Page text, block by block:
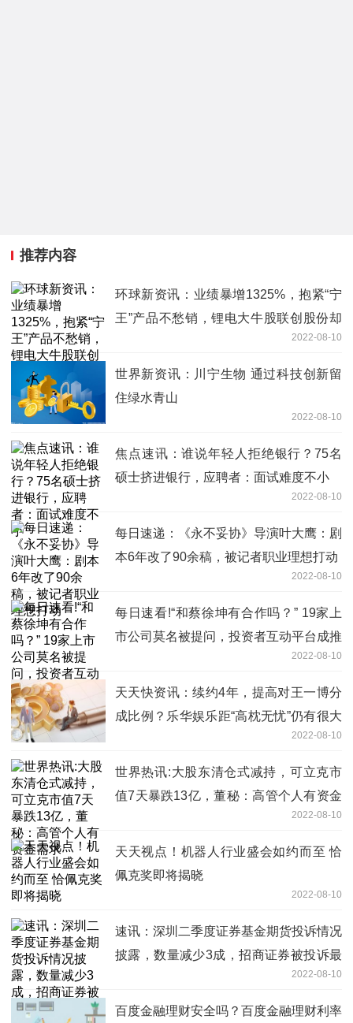
推荐内容
环球新资讯：业绩暴增1325%，抱紧“宁
王”产品不愁销，锂电大牛股联创股份却
2022-08-10
世界新资讯：川宁生物 通过科技创新留
住绿水青山
2022-08-10
焦点速讯：谁说年轻人拒绝银行？75名
硕士挤进银行，应聘者：面试难度不小
2022-08-10
每日速递：《永不妥协》导演叶大鹰：剧
本6年改了90余稿，被记者职业理想打动
2022-08-10
每日速看!“和蔡徐坤有合作吗？” 19家上
市公司莫名被提问，投资者互动平台成推
2022-08-10
天天快资讯：续约4年，提高对王一博分
成比例？乐华娱乐距“高枕无忧”仍有很大
2022-08-10
世界热讯:大股东清仓式减持，可立克市
值7天暴跌13亿，董秘：高管个人有资金
2022-08-10
天天视点！机器人行业盛会如约而至 恰
佩克奖即将揭晓
2022-08-10
速讯：深圳二季度证券基金期货投诉情况
披露，数量减少3成，招商证券被投诉最
2022-08-10
百度金融理财安全吗？百度金融理财利率